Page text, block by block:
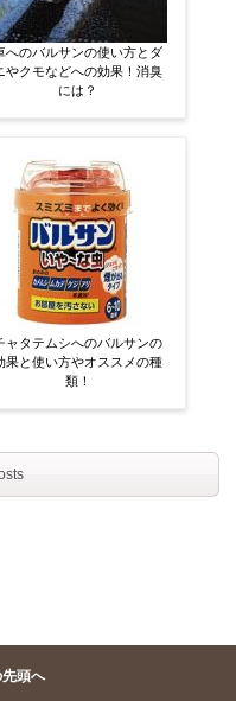
へのバルサンの使い方とダ
やクモなどへの効果！消臭
には？
ャタテムシへのバルサンの
果と使い方やオススメの種
類！
頭へ